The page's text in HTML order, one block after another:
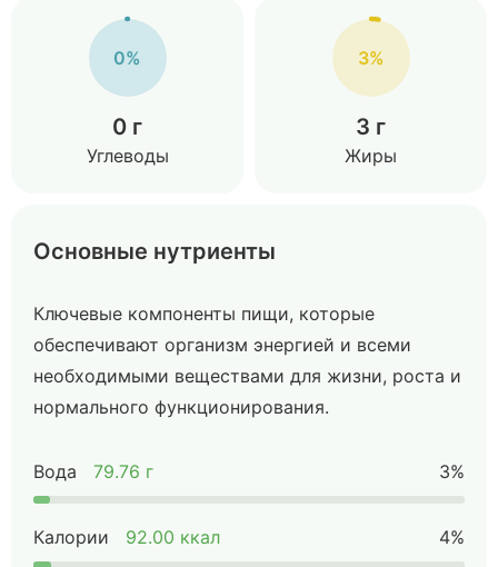
0%
0 г
Углеводы
3%
3 г
Жиры
Основные нутриенты
Ключевые компоненты пищи, которые
обеспечивают организм энергией и всеми
необходимыми веществами для жизни, роста и
нормального функционирования.
Вода 79.76 г 3%
Калории 92.00 ккал 4%